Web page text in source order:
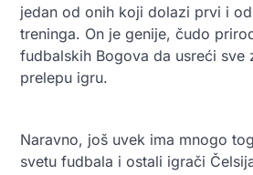
jedan od onih koji dolazi prvi i
treninga. On je genije, čudo
fudbalskih Bogova da usreći sve
prelepu igru.
Naravno, još uvek ima mnogo
svetu fudbala i ostali igrači